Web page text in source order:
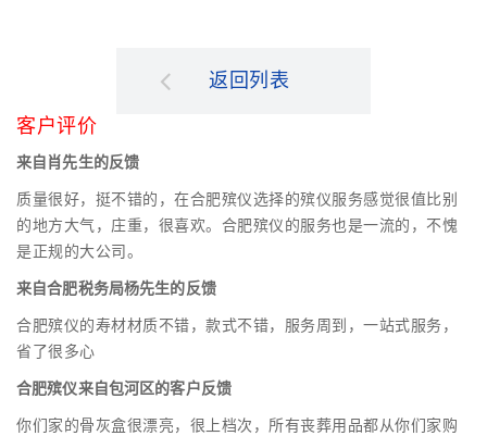
返回列表
客户评价
来自肖先生的反馈
质量很好，挺不错的，在合肥殡仪选择的殡仪服务感觉很值比别
的地方大气，庄重，很喜欢。合肥殡仪的服务也是一流的，不愧
是正规的大公司。
来自合肥税务局杨先生的反馈
合肥殡仪的寿材材质不错，款式不错，服务周到，一站式服务，
省了很多心
合肥殡仪来自包河区的客户反馈
你们家的骨灰盒很漂亮，很上档次，所有丧葬用品都从你们家购